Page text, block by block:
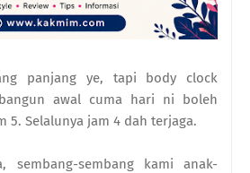
panjang ye, tapi body clock
awal cuma hari ni boleh
5. Selalunya jam 4 dah terjaga.
sembang-sembang kami anak-